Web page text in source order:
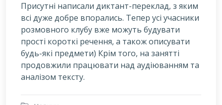
Присутні написали диктант-переклад, з яким
всі дуже добре впорались. Тепер усі учасники
розмовного клубу вже можуть будувати
прості короткі речення, а також описувати
будь-які предмети) Крім того, на занятті
продовжили працювати над аудіюванням та
аналізом тексту.